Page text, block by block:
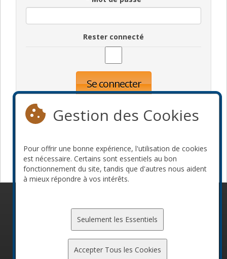
Rester connecté
Se connecter
Devenir commanditaire
Gestion des Cookies
Pour offrir une bonne expérience, l'utilisation de cookies
est nécessaire. Certains sont essentiels au bon
fonctionnement du site, tandis que d'autres nous aident
à mieux répondre à vos intérêts.
Seulement les Essentiels
Accepter Tous les Cookies